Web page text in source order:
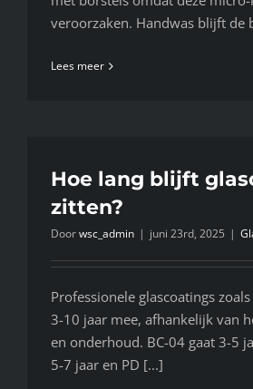
veroorzaken. Handwas blijft de
Lees meer
Hoe lang blijft
zitten?
Doorwsc_admin | juni 23rd, 2025 |
Professionele glascoatings
3-10 jaar mee, afhankelijk van
en onderhoud. BC-04 gaat 3-5
5-7 jaar en PD [...]